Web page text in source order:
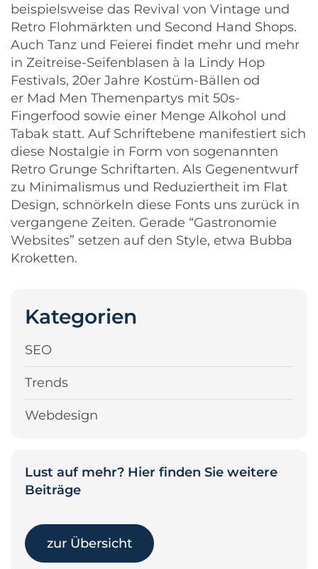
beispielsweise das Revival von Vintage und
Retro Flohmärkten und Second Hand Shops.
Auch Tanz und Feierei findet mehr und mehr
in Zeitreise-Seifenblasen à la Lindy Hop
Festivals, 20er Jahre Kostüm-Bällen od
er Mad Men Themenpartys mit 50s-
Fingerfood sowie einer Menge Alkohol und
Tabak statt. Auf Schriftebene manifestiert sich
diese Nostalgie in Form von sogenannten
Retro Grunge Schriftarten. Als Gegenentwurf
zu Minimalismus und Reduziertheit im Flat
Design, schnörkeln diese Fonts uns zurück in
vergangene Zeiten. Gerade “Gastronomie
Websites” setzen auf den Style, etwa Bubba
Kroketten.
Kategorien
SEO
Trends
Webdesign
Lust auf mehr? Hier finden Sie weitere
Beiträge
zur Übersicht